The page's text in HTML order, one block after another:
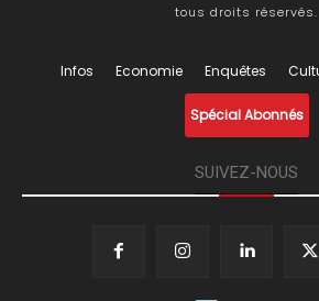
tous droits réservés.
Infos Economie Enquêtes
Spécial Abonnés
SUIVEZ-NOUS